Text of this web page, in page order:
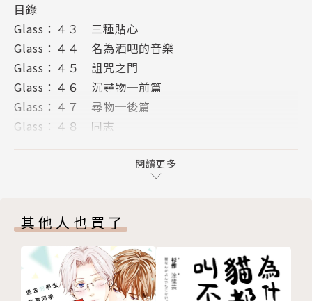
目錄
Glass：４３ 三種貼心
Glass：４４ 名為酒吧的音樂
Glass：４５ 詛咒之門
Glass：４６ 沉尋物─前篇
Glass：４７ 尋物─後篇
Glass：４８ 同志
閱讀更多
其他人也買了